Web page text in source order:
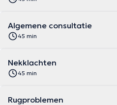
Algemene consultatie
45 min
Nekklachten
45 min
Rugproblemen